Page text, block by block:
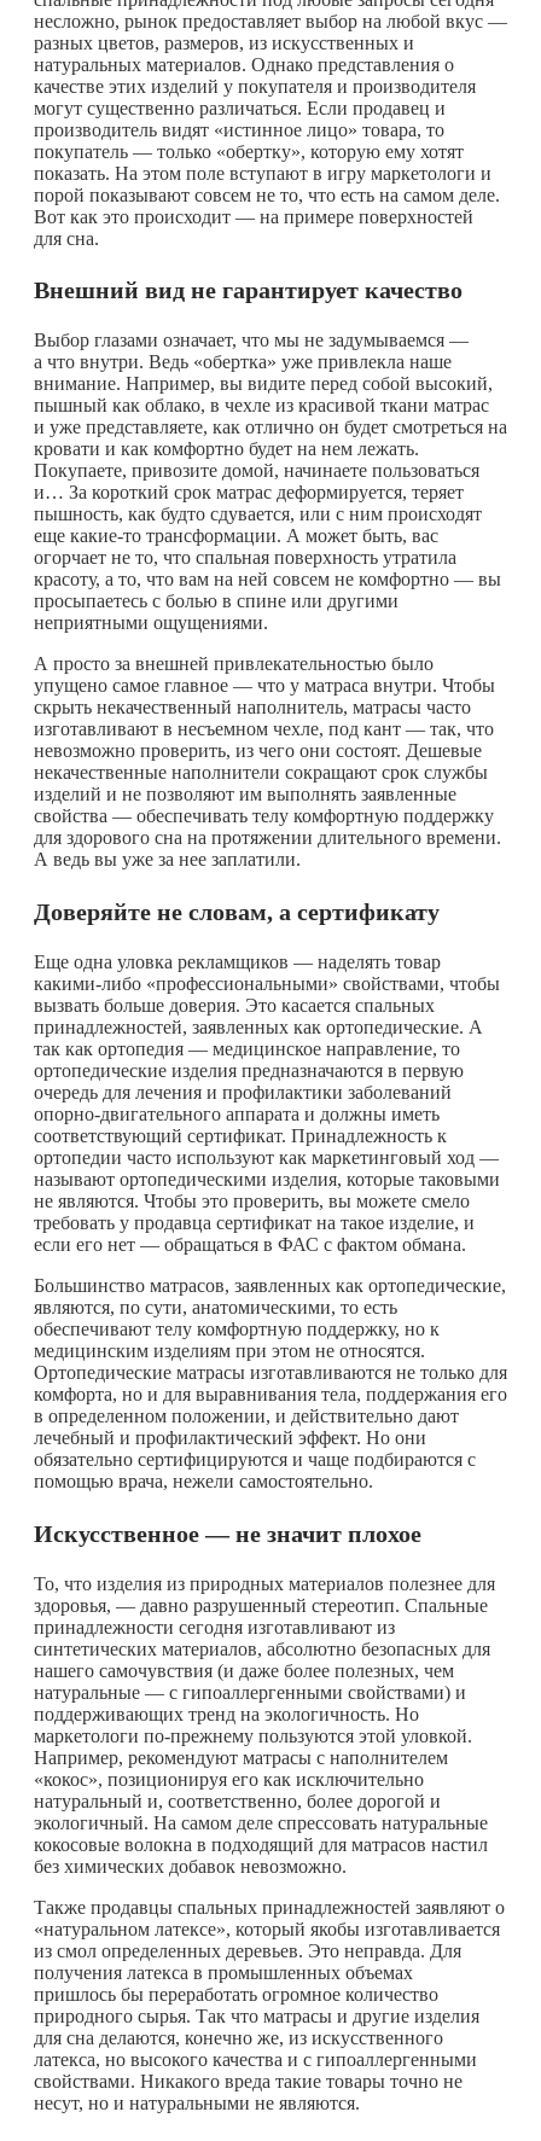
несложно, рынок предоставляет выбор на любой вкус —
разных цветов, размеров, из искусственных и
натуральных материалов. Однако представления о
качестве этих изделий у покупателя и производителя
могут существенно различаться. Если продавец и
производитель видят «истинное лицо» товара, то
покупатель — только «обертку», которую ему хотят
показать. На этом поле вступают в игру маркетологи и
порой показывают совсем не то, что есть на самом деле.
Вот как это происходит — на примере поверхностей
для сна.
Внешний вид не гарантирует качество
Выбор глазами означает, что мы не задумываемся —
а что внутри. Ведь «обертка» уже привлекла наше
внимание. Например, вы видите перед собой высокий,
пышный как облако, в чехле из красивой ткани матрас
и уже представляете, как отлично он будет смотреться на
кровати и как комфортно будет на нем лежать.
Покупаете, привозите домой, начинаете пользоваться
и… За короткий срок матрас деформируется, теряет
пышность, как будто сдувается, или с ним происходят
еще какие-то трансформации. А может быть, вас
огорчает не то, что спальная поверхность утратила
красоту, а то, что вам на ней совсем не комфортно — вы
просыпаетесь с болью в спине или другими
неприятными ощущениями.
А просто за внешней привлекательностью было
упущено самое главное — что у матраса внутри. Чтобы
скрыть некачественный наполнитель, матрасы часто
изготавливают в несъемном чехле, под кант — так, что
невозможно проверить, из чего они состоят. Дешевые
некачественные наполнители сокращают срок службы
изделий и не позволяют им выполнять заявленные
свойства — обеспечивать телу комфортную поддержку
для здорового сна на протяжении длительного времени.
А ведь вы уже за нее заплатили.
Доверяйте не словам, а сертификату
Еще одна уловка рекламщиков — наделять товар
какими-либо «профессиональными» свойствами, чтобы
вызвать больше доверия. Это касается спальных
принадлежностей, заявленных как ортопедические. А
так как ортопедия — медицинское направление, то
ортопедические изделия предназначаются в первую
очередь для лечения и профилактики заболеваний
опорно-двигательного аппарата и должны иметь
соответствующий сертификат. Принадлежность к
ортопедии часто используют как маркетинговый ход —
называют ортопедическими изделия, которые таковыми
не являются. Чтобы это проверить, вы можете смело
требовать у продавца сертификат на такое изделие, и
если его нет — обращаться в ФАС с фактом обмана.
Большинство матрасов, заявленных как ортопедические,
являются, по сути, анатомическими, то есть
обеспечивают телу комфортную поддержку, но к
медицинским изделиям при этом не относятся.
Ортопедические матрасы изготавливаются не только для
комфорта, но и для выравнивания тела, поддержания его
в определенном положении, и действительно дают
лечебный и профилактический эффект. Но они
обязательно сертифицируются и чаще подбираются с
помощью врача, нежели самостоятельно.
Искусственное — не значит плохое
То, что изделия из природных материалов полезнее для
здоровья, — давно разрушенный стереотип. Спальные
принадлежности сегодня изготавливают из
синтетических материалов, абсолютно безопасных для
нашего самочувствия (и даже более полезных, чем
натуральные — с гипоаллергенными свойствами) и
поддерживающих тренд на экологичность. Но
маркетологи по-прежнему пользуются этой уловкой.
Например, рекомендуют матрасы с наполнителем
«кокос», позиционируя его как исключительно
натуральный и, соответственно, более дорогой и
экологичный. На самом деле спрессовать натуральные
кокосовые волокна в подходящий для матрасов настил
без химических добавок невозможно.
Также продавцы спальных принадлежностей заявляют о
«натуральном латексе», который якобы изготавливается
из смол определенных деревьев. Это неправда. Для
получения латекса в промышленных объемах
пришлось бы переработать огромное количество
природного сырья. Так что матрасы и другие изделия
для сна делаются, конечно же, из искусственного
латекса, но высокого качества и с гипоаллергенными
свойствами. Никакого вреда такие товары точно не
несут, но и натуральными не являются.